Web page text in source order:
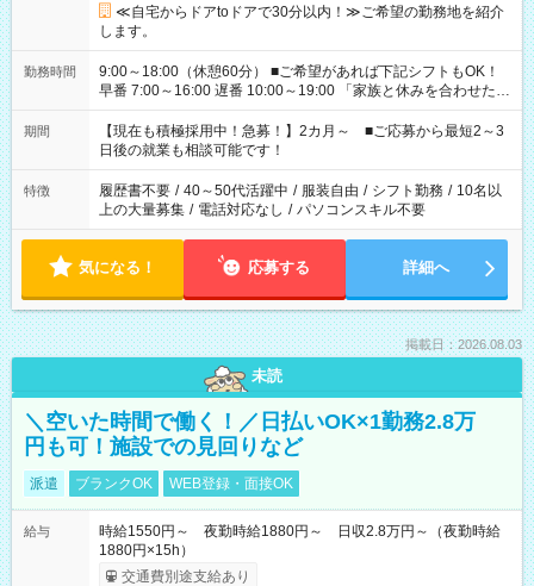
≪自宅からドアtoドアで30分以内！≫ご希望の勤務地を紹介
します。
勤務時間
9:00～18:00（休憩60分） ■ご希望があれば下記シフトもOK！
早番 7:00～16:00 遅番 10:00～19:00 「家族と休みを合わせた
い」 「余裕を持って夕飯の準備がしたい」 「できれば残業はし
たくない」 など、ご希望を教えてくださいね。 ※Wワーク希望
の方へ 今ご覧のお仕事で希望する勤務時間と、もう1つのお仕事
の勤務時間。 合計で週40時間を超える場合は応募できません。
期間
【現在も積極採用中！急募！】2カ月～ ■ご応募から最短2～3
日後の就業も相談可能です！
特徴 履歴書不要 / 40～50代活躍中 / 服装自由 / シフト勤務 / 10名以
上の大量募集 / 電話対応なし / パソコンスキル不要
気になる！ 応募する 詳細へ
掲載日：2026.08.03
未読
＼空いた時間で働く！／日払いOK×1勤務2.8万
円も可！施設での見回りなど
派遣 ブランクOK WEB登録・面接OK
給与
時給1550円～ 夜勤時給1880円～ 日収2.8万円～（夜勤時給
1880円×15h）
交通費別途支給あり